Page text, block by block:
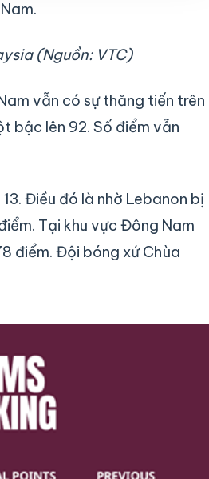
(Nguồn: VTC)
vẫn có sự thăng tiến trên
bậc lên 92. Số điểm vẫn
Điều đó là nhờ Lebanon bị
Tại khu vực Đông Nam
điểm. Đội bóng xứ Chùa